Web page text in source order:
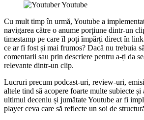
Cu mult timp în urmă, Youtube a
navigarea către o anume porțiune dintr-un
timestamp pe care îl poți împărți direct în
ce ar fi fost și mai frumos? Dacă nu trebuia
comentarii sau prin descriere pentru a-ți da
relevante dintr-un clip.
Lucruri precum podcast-uri, review-uri,
altele tind să acopere foarte multe subiecte
ultimul deceniu și jumătate Youtube ar fi
player ceva care să reflecte un soi de